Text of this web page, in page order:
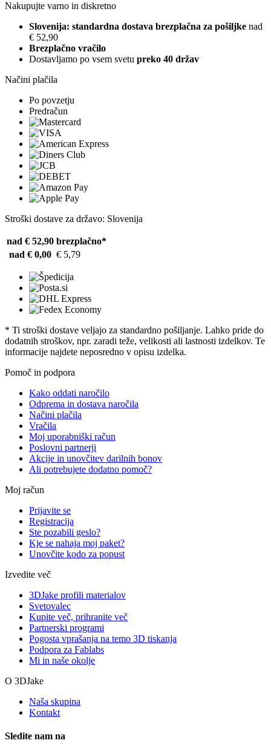
Nakupujte varno in diskretno
Slovenija: standardna dostava brezplačna za pošiljke nad
€ 52,90
Brezplačno vračilo
Dostavljamo po vsem svetu preko 40 držav
Načini plačila
Po povzetju
Predračun
Stroški dostave za državo: Slovenija
nad € 52,90 brezplačno*
nad € 0,00 € 5,79
* Ti stroški dostave veljajo za standardno pošiljanje. Lahko pride do
dodatnih stroškov, npr. zaradi teže, velikosti ali lastnosti izdelkov. Te
informacije najdete neposredno v opisu izdelka.
Pomoč in podpora
Kako oddati naročilo
Odprema in dostava naročila
Načini plačila
Vračila
Moj uporabniški račun
Poslovni partnerji
Akcije in unovčitev darilnih bonov
Ali potrebujete dodatno pomoč?
Moj račun
Prijavite se
Registracija
Ste pozabili geslo?
Kje se nahaja moj paket?
Unovčite kodo za popust
Izvedite več
3DJake profili materialov
Svetovalec
Kupite več, prihranite več
Partnerski programi
Pogosta vprašanja na temo 3D tiskanja
Podpora za Fablabs
Mi in naše okolje
O 3DJake
Naša skupina
Kontakt
Sledite nam na